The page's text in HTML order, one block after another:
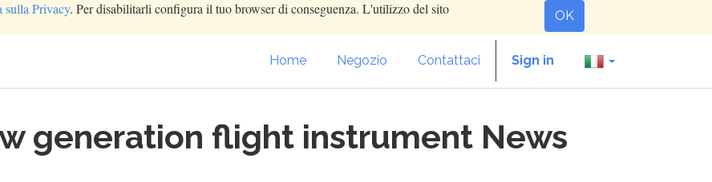
sulla Privacy. Per disabilitarli configura il tuo browser di conseguenza. L'utilizzo del sito
OK
Home Negozio Contattaci Sign in
generation flight instrument News